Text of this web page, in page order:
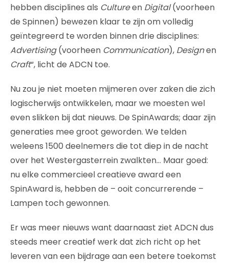
hebben disciplines als Cultureen Digital(voorheen
de Spinnen) bewezen klaar te zijn om volledig
geïntegreerd te worden binnen drie disciplines:
Advertising(voorheen Communication), Designen
Craft“, licht de ADCN toe.
Nu zou je niet moeten mijmeren over zaken die zich
logischerwijs ontwikkelen, maar we moesten wel
even slikken bij dat nieuws. De SpinAwards; daar zijn
generaties mee groot geworden. We telden
weleens 1500 deelnemers die tot diep in de nacht
over het Westergasterrein zwalkten… Maar goed:
nu elke commercieel creatieve award een
SpinAward is, hebben de – ooit concurrerende –
Lampen toch gewonnen.
Er was meer nieuws want daarnaast ziet ADCN dus
steeds meer creatief werk dat zich richt op het
leveren van een bijdrage aan een betere toekomst